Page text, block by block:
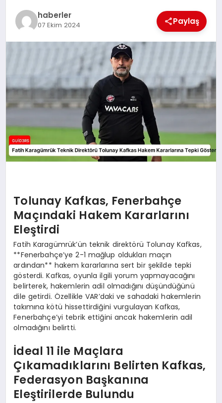
haberler
07 Ekim 2024 Paylaş
Tolunay Kafkas, Fenerbahçe
Maçındaki Hakem Kararlarını
Eleştirdi
Fatih Karagümrük’ün teknik direktörü Tolunay Kafkas,
**Fenerbahçe’ye 2-1 mağlup oldukları maçın
ardından** hakem kararlarına sert bir şekilde tepki
gösterdi. Kafkas, oyunla ilgili yorum yapmayacağını
belirterek, hakemlerin adil olmadığını düşündüğünü
dile getirdi. Özellikle VAR’daki ve sahadaki hakemlerin
takımına kötü hissettirdiğini vurgulayan Kafkas,
Fenerbahçe’yi tebrik ettiğini ancak hakemlerin adil
olmadığını belirtti.
İdeal 11 ile Maçlara
Çıkamadıklarını Belirten Kafkas,
Federasyon Başkanına
Eleştirilerde Bulundu